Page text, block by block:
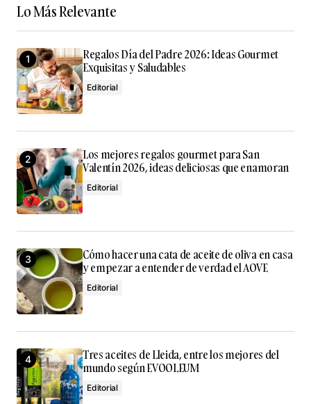
Your Name*
Your E-mail*
Guarda mi nombre, correo electrónico y web en este
navegador para la próxima vez que comente.
Submit Comment
Lo Más Relevante
Regalos Día del Padre 2026: Ideas Gourmet
Exquisitas y Saludables
Editorial
Los mejores regalos gourmet para San
Valentín 2026, ideas deliciosas que enamoran
Editorial
Cómo hacer una cata de aceite de oliva en casa
y empezar a entender de verdad el AOVE
Editorial
Tres aceites de Lleida, entre los mejores del
mundo según EVOOLEUM
Editorial